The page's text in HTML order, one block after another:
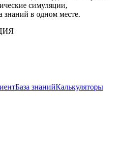
симуляции,
знаний в одном месте.
База знанийКалькуляторы